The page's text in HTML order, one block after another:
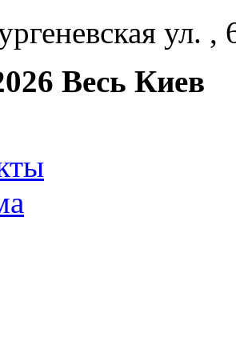
ул.
Весь Киев